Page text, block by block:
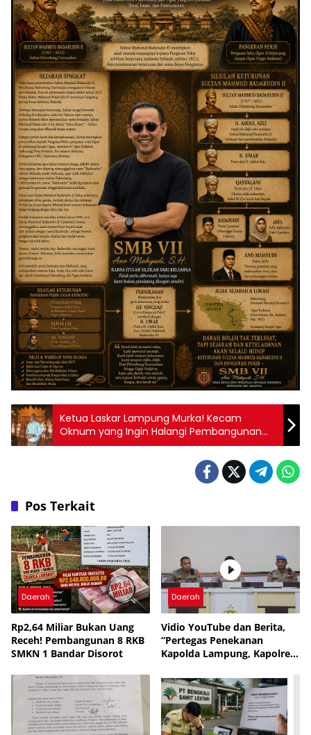
Ketua Laskar Lampung Murka! Kecam
Oknum yang Ingin Halangi Pembangunan
Jalan Waynipah–Tampang Tua: “Berhenti
Jadi Pengkhianat Kepentingan Rakyat!”
Pos Terkait
Daerah
Rp2,64 Miliar Bukan Uang
Receh! Pembangunan 8 RKB
SMKN 1 Bandar Disorot
Daerah
Vidio YouTube dan Berita,
“Pertegas Penekanan
Kapolda Lampung, Kapolres
Anggota Terlibat Narkoba,
Judol, KDRT dan
Perselingkuhan”